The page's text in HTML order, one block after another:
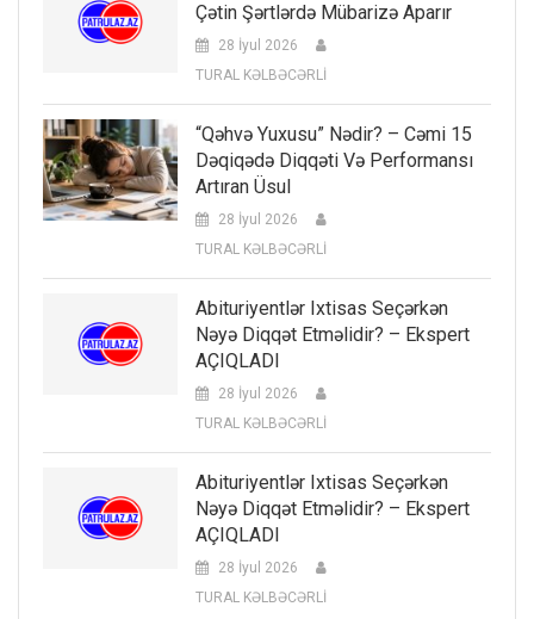
Çətin Şərtlərdə Mübarizə Aparır
28 İyul 2026
TURAL KƏLBƏCƏRLİ
“Qəhvə Yuxusu” Nədir? – Cəmi 15
Dəqiqədə Diqqəti Və Performansı
Artıran Üsul
28 İyul 2026
TURAL KƏLBƏCƏRLİ
Abituriyentlər Ixtisas Seçərkən
Nəyə Diqqət Etməlidir? – Ekspert
AÇIQLADI
28 İyul 2026
TURAL KƏLBƏCƏRLİ
Abituriyentlər Ixtisas Seçərkən
Nəyə Diqqət Etməlidir? – Ekspert
AÇIQLADI
28 İyul 2026
TURAL KƏLBƏCƏRLİ